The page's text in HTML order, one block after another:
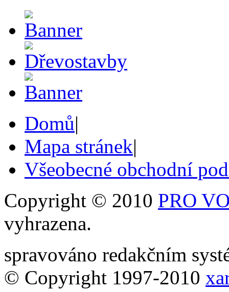
Domů|
Mapa stránek|
Všeobecné obchodní
Copyright © 2010 PRO
vyhrazena.
spravováno redakčním
© Copyright 1997-2010